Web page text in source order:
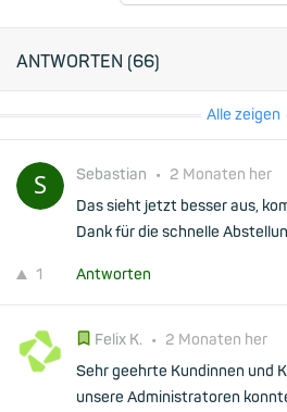
ANTWORTEN (66)
Alle zeigen
Sebastian • 2 Monaten her
Das sieht jetzt besser aus,
Dank für die schnelle
1 Antworten
Felix K. • 2 Monaten her
Sehr geehrte Kundinnen und
unsere Administratoren